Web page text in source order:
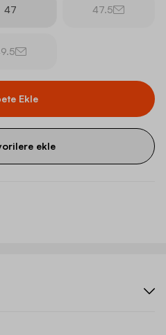
47 47.5
Ekle
ekle